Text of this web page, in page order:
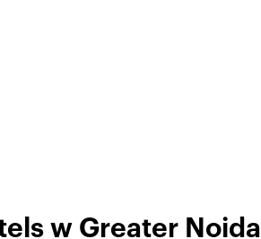
w Greater Noida